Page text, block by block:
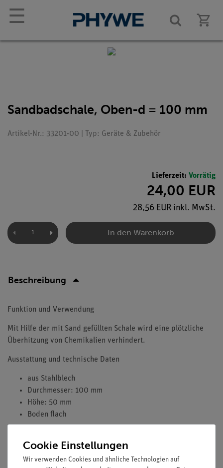
☰
Sandbadschale, Oben-d = 100 mm
Artikel-Nr.: 33201-00 | Typ: Geräte & Zubehör
Lieferzeit: Vorrätig
24,00 EUR
28,56 EUR inkl. MwSt.
In den Warenkorb
Beschreibung
Funktion und Verwendung
Mit Hilfe der mit Sand gefüllten Schale wird eine plötzliche
Überhitzung von Chemikalien verhindert.
Ausstattung und technische Daten
aus Stahlblech
Durchmesser: 100 mm
Höhe: 50 mm
Boden flach
Versandkostenfrei ab 300,- €
Cookie Einstellungen
Wir verwenden Cookies und ähnliche Technologien auf